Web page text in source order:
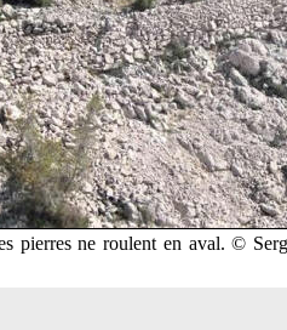
pierres ne roulent en aval. ©